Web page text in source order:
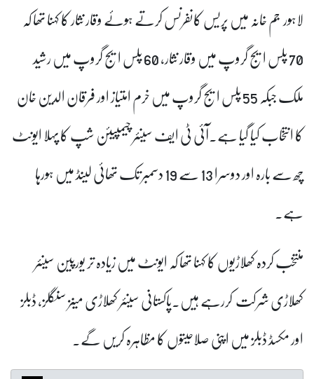
لاہور جم خانہ میں پریس کانفرنس کرتے ہوئے وقار نثار کا کہنا تھا کہ
70 پلس ایج گروپ میں وقار نثار، 60 پلس ایج گروپ میں رشید
ملک جبکہ 55 پلس ایج گروپ میں خرم امتیاز اور فرقان الدین خان
کا انتخاب کیا گیا ہے۔آئی ٹی ایف سینئر چیمپیئن شپ کا پہلا ایونٹ
چھ سے بارہ اور دوسرا 13 سے 19 دسمبر تک تھائی لینڈ میں ہورہا
ہے۔
منتخب کردہ کھلاڑیوں کا کہنا تھا کہ ایونٹ میں زیادہ تر یورپین سینئر
کھلاڑی شرکت کررہے ہیں۔پاکستانی سینئر کھلاڑی مینز سنگلز، ڈبلز
اور مکسڈ ڈبلز میں اپنی صلاحیتوں کا مظاہرہ کریں گے۔